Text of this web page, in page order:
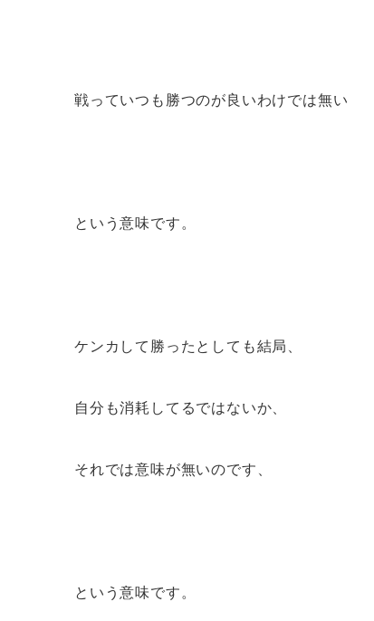
戦っていつも勝つのが良いわけでは無い
という意味です。
ケンカして勝ったとしても結局、
自分も消耗してるではないか、
それでは意味が無いのです、
という意味です。